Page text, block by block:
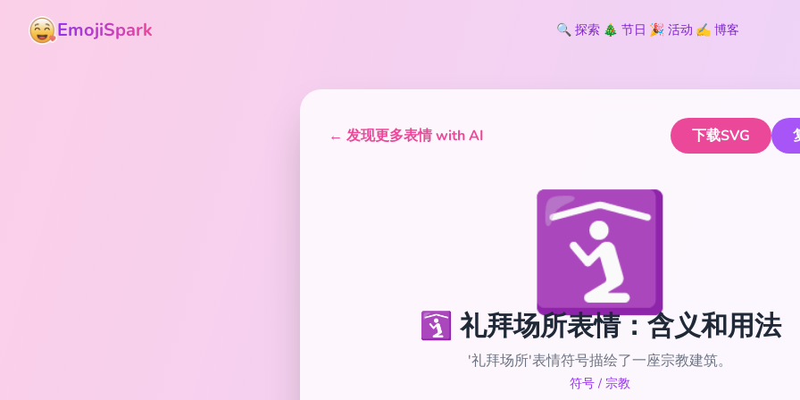
EmojiSpark 🔍 探索 🎄 节日 🎉 活动 ✍️ 博客
← 发现更多表情 with AI 下载SVG
🛐
🛐 礼拜场所表情：含义和用法
'礼拜场所'表情符号描绘了一座宗教建筑。
符号 / 宗教